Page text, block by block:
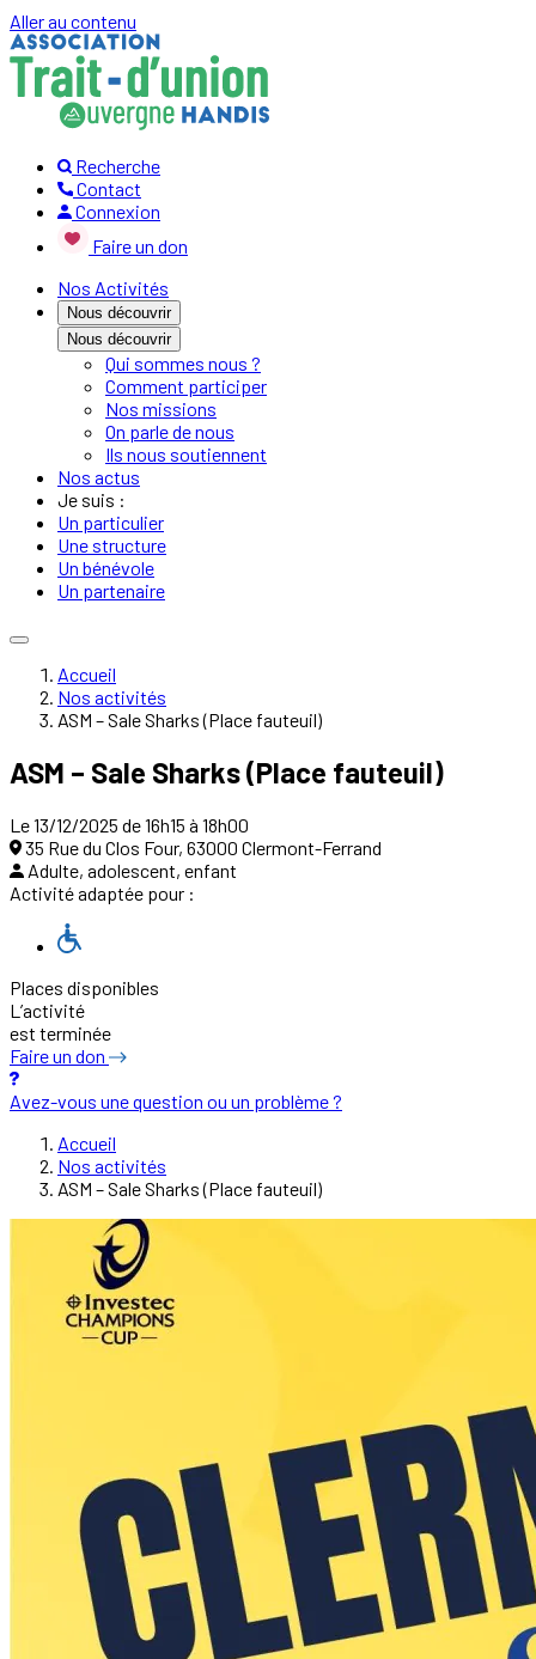
Aller au contenu
Recherche
Contact
Connexion
Faire un don
Nos Activités
Nous découvrir
Nous découvrir
Qui sommes nous ?
Comment participer
Nos missions
On parle de nous
Ils nous soutiennent
Nos actus
Je suis :
Un particulier
Une structure
Un bénévole
Un partenaire
Accueil
Nos activités
ASM – Sale Sharks (Place fauteuil)
ASM – Sale Sharks (Place fauteuil)
Le 13/12/2025 de 16h15 à 18h00
35 Rue du Clos Four, 63000 Clermont-Ferrand
Adulte, adolescent, enfant
Activité adaptée pour :
Places disponibles
L’activité
est terminée
Faire un don
Avez-vous une question ou un problème ?
Accueil
Nos activités
ASM – Sale Sharks (Place fauteuil)